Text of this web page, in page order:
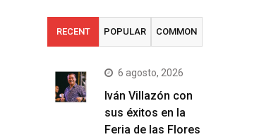
RECENT POPULAR COMMON
6 agosto, 2026
Iván Villazón con
sus éxitos en la
Feria de las Flores